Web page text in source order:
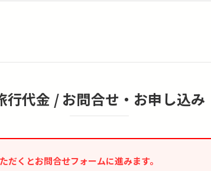
行代金 /お問合せ・お申し込み
だくとお問合せフォームに進みます。